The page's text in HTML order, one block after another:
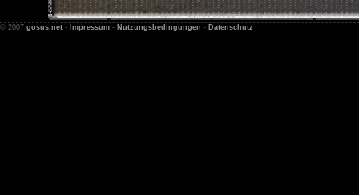
© 2007 gosus.net - Impressum - Nutzungsbedingungen - Datenschutz